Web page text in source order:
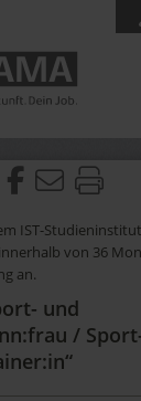
IST-
von 36
an.
und
/